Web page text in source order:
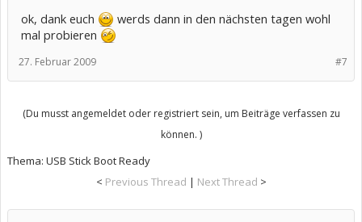
ok, dank euch
werds dann in den nächsten tagen wohl
mal probieren
#7
27. Februar 2009
(Du musst angemeldet oder registriert sein, um Beiträge verfassen zu
können. )
Thema: USB Stick Boot Ready
< Previous Thread | Next Thread >